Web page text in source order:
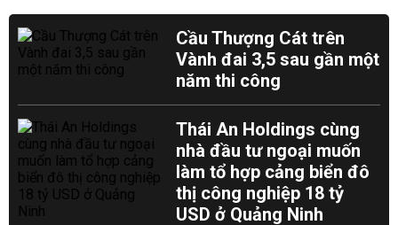
Cầu Thượng Cát trên
Vành đai 3,5 sau gần một
năm thi công
Thái An Holdings cùng
nhà đầu tư ngoại muốn
làm tổ hợp cảng biển đô
thị công nghiệp 18 tỷ
USD ở Quảng Ninh